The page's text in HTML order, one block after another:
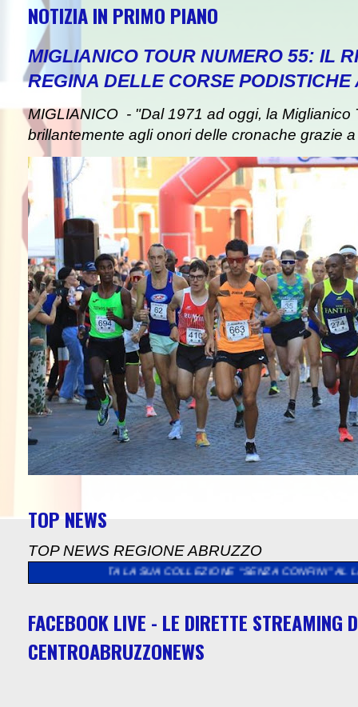
NOTIZIA IN PRIMO PIANO
MIGLIANICO TOUR NUMERO 55: IL
REGINA DELLE CORSE PODISTICHE
MIGLIANICO - "Dal 1971 ad oggi, la Miglianico
brillantemente agli onori delle cronache grazie
TOP NEWS
TOP NEWS REGIONE ABRUZZO
LA SUA COLLEZIONE “SENZA CONFINI” AL LAVANDETO
FACEBOOK LIVE - LE DIRETTE STREAMING
CENTROABRUZZONEWS